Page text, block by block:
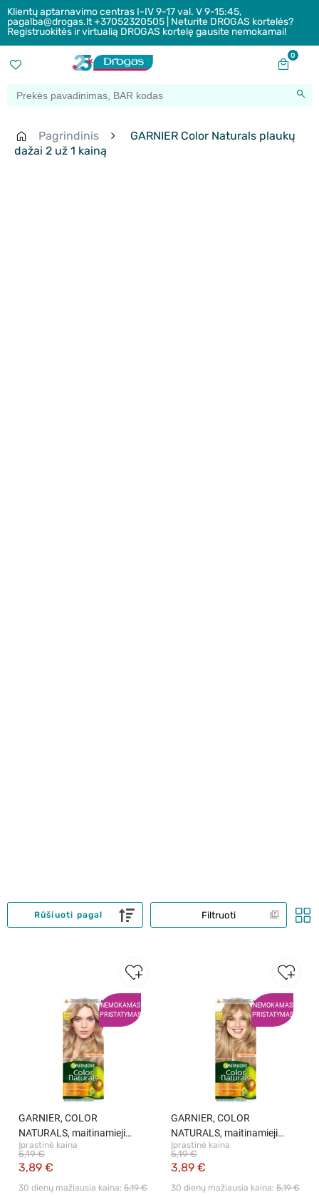
Klientų aptarnavimo centras I-IV 9-17 val. V 9-15:45,
pagalba@drogas.lt +37052320505 | Neturite DROGAS kortelės?
Registruokitės ir virtualią DROGAS kortelę gausite nemokamai!
0
Pagrindinis
GARNIER Color Naturals plaukų
dažai 2 už 1 kainą
Filtruoti
Rūšiuoti pagal
NEMOKAMAS
PRISTATYMAS
GARNIER, COLOR
NATURALS, maitinamieji
plaukų dažai, 9N=9.13 NUDE
EXTRA LIGHT BLOND, 1 vnt.
Įprastinė kaina
3,89 €
5,19 €
30 dienų mažiausia kaina: 5,19 €
NEMOKAMAS
PRISTATYMAS
GARNIER, COLOR
NATURALS, maitinamieji
plaukų dažai, 8.13 NUDE
LIGHT BEIGE BLONDE, 1 vnt.
Įprastinė kaina
3,89 €
5,19 €
30 dienų mažiausia kaina: 5,19 €